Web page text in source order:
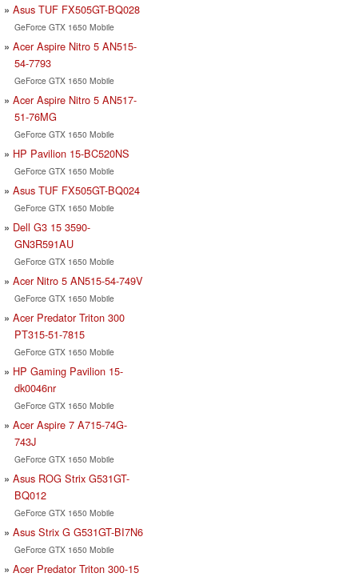
Asus TUF FX505GT-BQ028
GeForce GTX 1650 Mobile
Acer Aspire Nitro 5 AN515-
54-7793
GeForce GTX 1650 Mobile
Acer Aspire Nitro 5 AN517-
51-76MG
GeForce GTX 1650 Mobile
HP Pavilion 15-BC520NS
GeForce GTX 1650 Mobile
Asus TUF FX505GT-BQ024
GeForce GTX 1650 Mobile
Dell G3 15 3590-
GN3R591AU
GeForce GTX 1650 Mobile
Acer Nitro 5 AN515-54-749V
GeForce GTX 1650 Mobile
Acer Predator Triton 300
PT315-51-7815
GeForce GTX 1650 Mobile
HP Gaming Pavilion 15-
dk0046nr
GeForce GTX 1650 Mobile
Acer Aspire 7 A715-74G-
743J
GeForce GTX 1650 Mobile
Asus ROG Strix G531GT-
BQ012
GeForce GTX 1650 Mobile
Asus Strix G G531GT-BI7N6
GeForce GTX 1650 Mobile
Acer Predator Triton 300-15